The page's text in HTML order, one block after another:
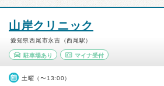
山岸クリニック
愛知県西尾市永吉（西尾駅）
駐車場あり マイナ受付
土曜（〜13:00）